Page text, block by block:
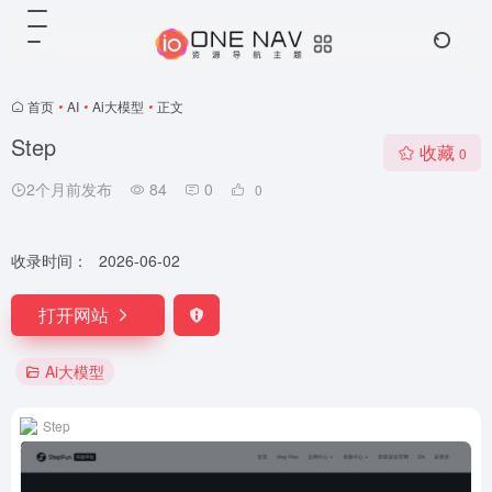
首页 • AI • Ai大模型 • 正文
Step
2个月前发布 84 0 0
收藏 0
收录时间： 2026-06-02
打开网站
Ai大模型
Step